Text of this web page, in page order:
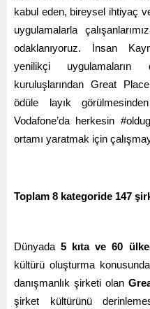
kabul eden, bireysel ihtiyaç
uygulamalarla
odaklanıyoruz. İnsan
yenilikçi uygulamaların
kuruluşlarından Great
ödüle layık
Vodafone’da herkesin
ortamı yaratmak için
Toplam 8 kategoride 147
Dünyada5 kıta ve 60
kültürü oluşturma
danışmanlık şirketi olan
şirket kültürünü